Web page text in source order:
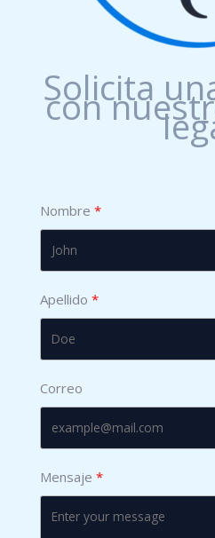
Solicita
con
Nombre
Apellido
Correo
Mensaje